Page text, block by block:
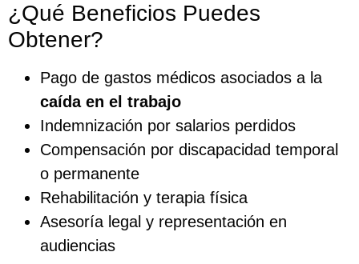
¿Qué Beneficios Puedes
Obtener?
Pago de gastos médicos asociados a la
caída en el trabajo
Indemnización por salarios perdidos
Compensación por discapacidad temporal
o permanente
Rehabilitación y terapia física
Asesoría legal y representación en
audiencias